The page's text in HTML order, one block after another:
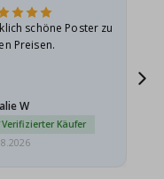
schöne Poster zu
Preisen.
W
Verifizierter Käufer